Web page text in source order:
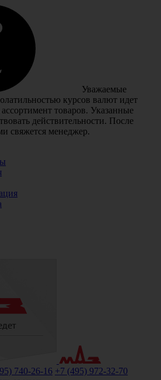
Уважаемые
курсов валют идет
товаров. Указанные
действительности. После
свяжется менеджер.
740-26-16 +7 (495) 972-32-70